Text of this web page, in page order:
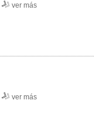
ver más
ver más